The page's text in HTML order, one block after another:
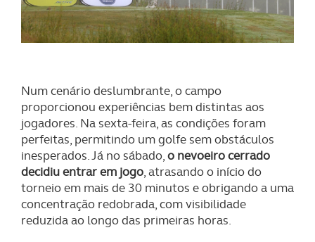
Num cenário deslumbrante, o campo
proporcionou experiências bem distintas aos
jogadores. Na sexta-feira, as condições foram
perfeitas, permitindo um golfe sem obstáculos
inesperados. Já no sábado,o nevoeiro cerrado
decidiu entrar em jogo, atrasando o início do
torneio em mais de 30 minutos e obrigando a uma
concentração redobrada, com visibilidade
reduzida ao longo das primeiras horas.